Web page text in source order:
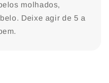
molhados,
Deixe agir de 5 a